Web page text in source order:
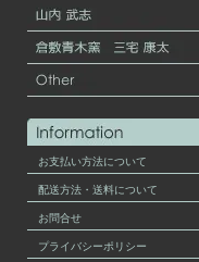
お支払い方法について
配送方法・送料について
お問合せ
プライバシーポリシー